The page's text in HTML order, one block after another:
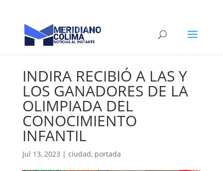
INDIRA RECIBIÓ A LAS Y
LOS GANADORES DE LA
OLIMPIADA DEL
CONOCIMIENTO
INFANTIL
Jul 13, 2023 | ciudad, portada